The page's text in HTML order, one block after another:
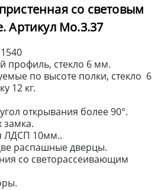
со световым
Артикул Мо.3.37
профиль, стекло 6 мм.
по высоте полки, стекло 6
12 кг.
открывания более 90°.
замка.
ЛДСП 10мм..
распашные дверцы.
со светорассеивающим